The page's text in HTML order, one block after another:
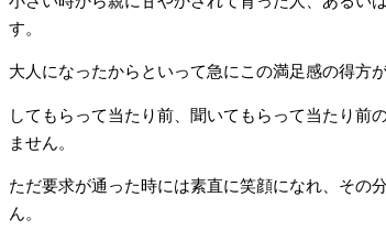
す。
大人になったからといって急にこの満足感の得方
してもらって当たり前、聞いてもらって当たり前
ません。
ただ要求が通った時には素直に笑顔になれ、その
ん。